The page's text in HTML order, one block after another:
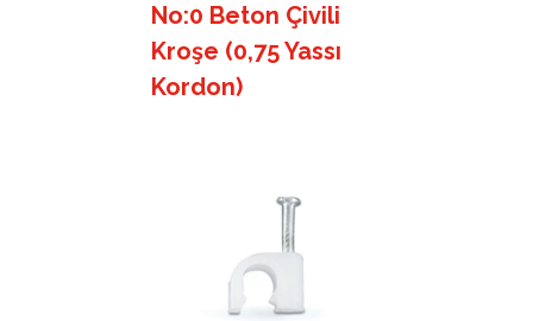
No:0 Beton Çivili
Kroşe (0,75 Yassı
Kordon)